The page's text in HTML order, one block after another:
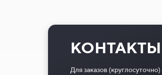
КОНТАКТЫ
Для заказов (круглосуточно)